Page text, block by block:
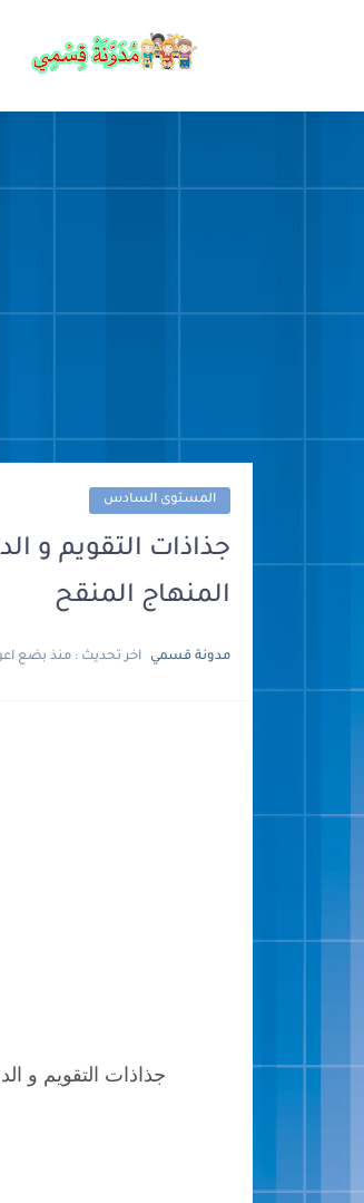
المستوى السادس
المنهاج المنقح
مدونة قسمي اخر تحديث : منذ بضع
جذاذات التقويم و الدعم للوحدة 1 الأولى مرجع كتابي